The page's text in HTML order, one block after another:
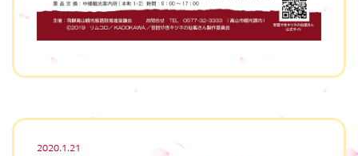
2020.1.21